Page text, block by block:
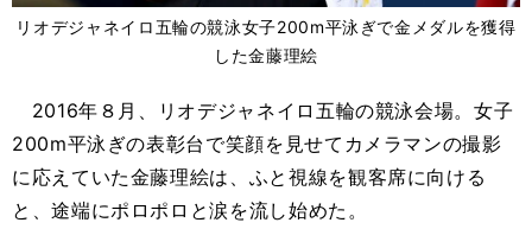
リオデジャネイロ五輪の競泳女子200m平泳ぎで金メダルを獲得
した金藤理絵
2016年８月、リオデジャネイロ五輪の競泳会場。女子
200m平泳ぎの表彰台で笑顔を見せてカメラマンの撮影
に応えていた金藤理絵は、ふと視線を観客席に向ける
と、途端にポロポロと涙を流し始めた。